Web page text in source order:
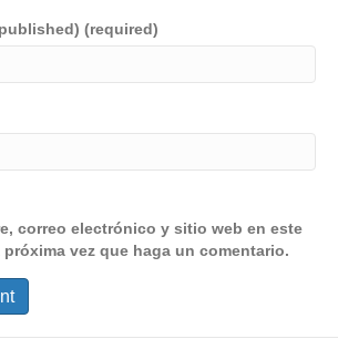
(required)
correo electrónico y sitio web en este
vez que haga un comentario.